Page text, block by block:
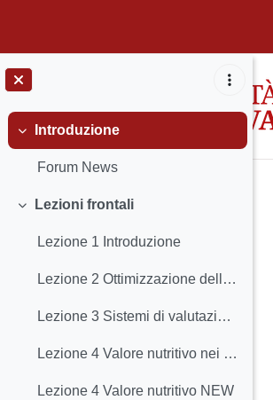
Minimizza
Introduzione
Forum News
Minimizza
Lezioni frontali
Lezione 1 Introduzione
Lezione 2 Ottimizzazione delle fermetnazioni ruminali
Lezione 3 Sistemi di valutazione delle proteine e dei carboidrati nei ruminanti
Lezione 4 Valore nutritivo nei ruminanti
Lezione 4 Valore nutritivo NEW